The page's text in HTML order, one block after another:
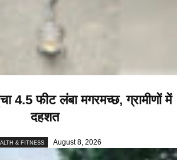
4.5 फीट लंबा मगरमच्छ, ग्रामीणों में
दहशत
& FITNESS August 8, 2026